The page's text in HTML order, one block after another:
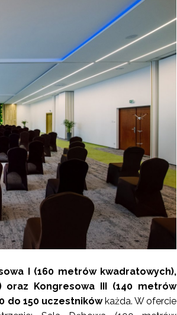
I (160 metrów kwadratowych),
oraz Kongresowa III (140 metrów
do 150 uczestnikówkażda. W ofercie